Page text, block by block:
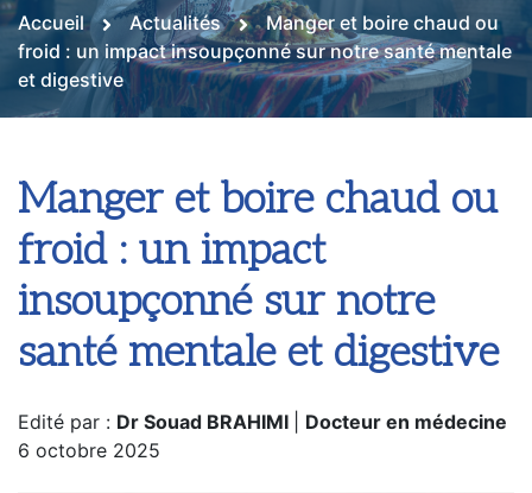
Accueil Actualités
Manger et boire chaud ou
froid : un impact insoupçonné sur notre santé mentale
et digestive
Manger et boire chaud ou
froid : un impact
insoupçonné sur notre
santé mentale et digestive
Edité par : Dr Souad BRAHIMI
Docteur en médecine
6 octobre 2025